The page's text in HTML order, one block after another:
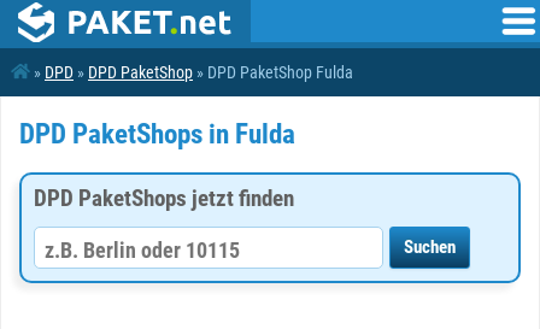
» DPD » DPD PaketShop » DPD PaketShop Fulda
DPD PaketShops in Fulda
DPD PaketShops jetzt finden